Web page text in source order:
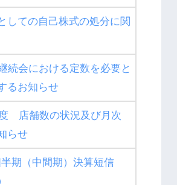
しての自己株式の処分に関
続会における定数を必要と
るお知らせ
店舗数の状況及び月次
らせ
期（中間期）決算短信